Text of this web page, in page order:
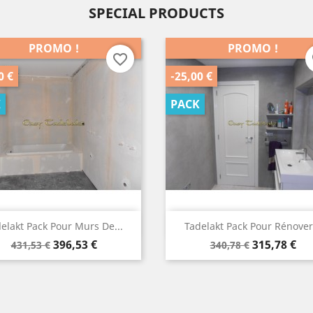
SPECIAL PRODUCTS
Pack Pour Murs De...
Prix
de
431,53 € Prix
396,53 €
PROMO !
€
Aperçu rapide
favorite_border
Tadelakt Pack Pour
Prix
de
340,78 € Prix
315,78 €
PROMO !
-25,00 €
PACK
Aperçu rapide